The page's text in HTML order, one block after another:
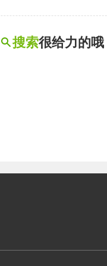
搜索很给力的哦